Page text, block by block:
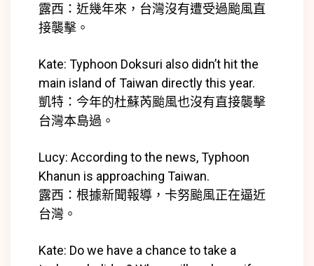
露西：近幾年來，台灣沒有遭受過颱風直
接襲擊。
Kate: Typhoon Doksuri also didn’t hit the
main island of Taiwan directly this year.
凱特：今年的杜蘇芮颱風也沒有直接襲擊
台灣本島過。
Lucy: According to the news, Typhoon
Khanun is approaching Taiwan.
露西：根據新聞報導，卡努颱風正在逼近
台灣。
Kate: Do we have a chance to take a